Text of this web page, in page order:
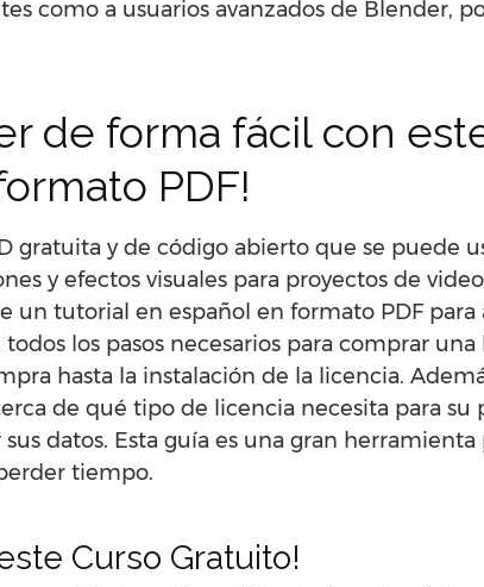
como a usuarios avanzados de Blender,
de forma fácil con
PDF!
gratuita y de código abierto que se puede
y efectos visuales para proyectos de
un tutorial en español en formato PDF para
los pasos necesarios para comprar
hasta la instalación de la licencia.
de qué tipo de licencia necesita para su
datos. Esta guía es una gran herramienta
tiempo.
Curso Gratuito!